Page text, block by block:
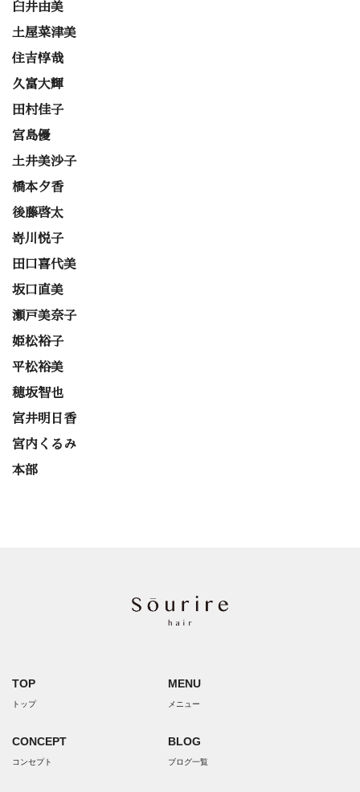
臼井由美
土屋菜津美
住吉惇哉
久富大輝
田村佳子
宮島優
土井美沙子
橋本夕香
後藤啓太
嵜川悦子
田口喜代美
坂口直美
瀬戸美奈子
姫松裕子
平松裕美
穂坂智也
宮井明日香
宮内くるみ
本部
TOP
トップ
CONCEPT
コンセプト
MENU
メニュー
BLOG
ブログ一覧